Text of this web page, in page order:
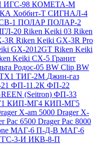
ИГС-98 КОМЕТА-М
Хоббит-Т СИГНАЛ-4
1 ПОЛАР ПОЛАР-2
20 Riken Keiki 03 Riken
3R Riken Keiki GX-3R Pro
GX-2012GT Riken Keiki
Keiki CX-5 Гранит
Родос-05 BW Clip BW
ТИГ-2М Джин-газ
ФП-11.2К ФП-22
(Seitron) ФП-33
КИП-МГ4 КИП-МГ5
X-am 5000 Drager X-
Pac 6500 Drager Pac 8000
МАГ-6 П-Д-В МАГ-6
3-И ИКВ-8-П